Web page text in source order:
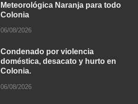
Meteorológica Naranja para todo
Colonia
06/08/2026
Condenado por violencia
doméstica, desacato y hurto en
Colonia.
06/08/2026